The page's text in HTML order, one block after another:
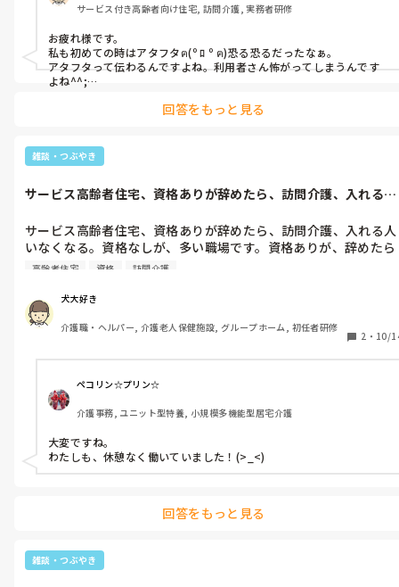
食事介助を、私が代わり私に変わると、口を開ける。
何故ですかと。言われたけど、
あげる事に、怖がってませんか？
だからですけど、怖がっていたら、いつまで経っても、できな
い。それは理解してますよね。
はい。
場数踏むしか、ないんです。何に関しても、場数踏むしかありま
せん。
それに、資格ありならば、デイサービスが慣れて、訪問介護に入
ってほしいんです。資格ありでないと、入れないので。
月から訪問介護に、入ってほしいと、言われるので。
早く、慣れてください。お願いします。男の力が欲しいのは事実
です。
サービス付き高齢者向け住宅, 訪問介護, 実務者研修
お疲れ様です。
私も初めての時はアタフタฅ(º ﾛ º ฅ)恐る恐るだったなぁ。
アタフタって伝わるんですよね。利用者さん怖がってしまうんです
よね^^;
したが｢他の人に変わって｣と言われたこともあります。
回答をもっと見る
雑談・つぶやき
サービス高齢者住宅、資格ありが辞めたら、訪問介護、入れる人
サービス高齢者住宅、資格ありが辞めたら、訪問介護、入れる人
いなくなる。資格なしが、多い職場です。資格ありが、辞めたら
訪問介護、回せなくなるね。けど矛盾だらけだと、辞めたくなる
たまに、施設介護に、戻りたいと思う時がふとあります。
高齢者住宅 資格 訪問介護
犬大好き
介護職・ヘルパー, 介護老人保健施設, グループホーム, 初任者研修
2 ・ 10/
ペコリン☆プリン☆
介護事務, ユニット型特養, 小規模多機能型居宅介護
大変ですね。
わたしも、休憩なく働いていました！(>_<)
回答をもっと見る
雑談・つぶやき